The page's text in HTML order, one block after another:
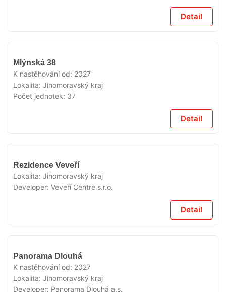
Detail
Mlýnská 38
K nastěhování od: 2027
Lokalita: Jihomoravský kraj
Počet jednotek: 37
Detail
Rezidence Veveří
Lokalita: Jihomoravský kraj
Developer: Veveří Centre s.r.o.
Detail
Panorama Dlouhá
K nastěhování od: 2027
Lokalita: Jihomoravský kraj
Developer: Panorama Dlouhá a.s.